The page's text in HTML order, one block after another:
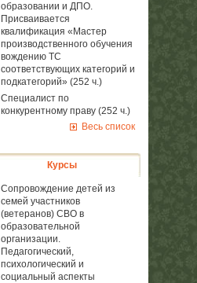
образовании и ДПО.
Присваивается
квалификация «Мастер
производственного обучения
вождению ТС
соответствующих категорий и
подкатегорий» (252 ч.)
Специалист по
конкурентному праву (252 ч.)
Весь список
Курсы
Сопровождение детей из
семей участников
(ветеранов) СВО в
образовательной
организации.
Педагогический,
психологический и
социальный аспекты